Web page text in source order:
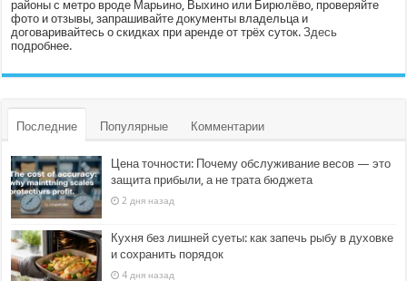
районы с метро вроде Марьино, Выхино или Бирюлёво, проверяйте
фото и отзывы, запрашивайте документы владельца и
договаривайтесь о скидках при аренде от трёх суток.Здесь
подробнее.
Последние Популярные Комментарии
Цена точности: Почему обслуживание весов — это
защита прибыли, а не трата бюджета
2 дня назад
Кухня без лишней суеты: как запечь рыбу в духовке
и сохранить порядок
4 дня назад